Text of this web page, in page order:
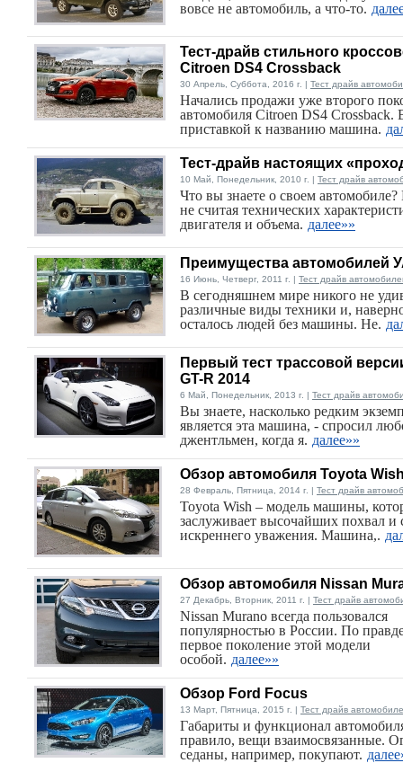
вовсе не автомобиль, а что-то.
Тест-драйв стильного
Citroen DS4 Crossback
30 Апрель, Суббота, 2016 г. | Тест драйв
Начались продажи уже второго
автомобиля Citroen DS4 Crossback.
приставкой к названию машина.
Тест-драйв настоящих
10 Май, Понедельник, 2010 г. | Тест драйв
Что вы знаете о своем
не считая технических
двигателя и объема. далее»»
Преимущества автомобилей
16 Июнь, Четверг, 2011 г. | Тест драйв
В сегодняшнем мире никого не
различные виды техники и,
осталось людей без машины. Не.
Первый тест трассовой
GT-R 2014
6 Май, Понедельник, 2013 г. | Тест драйв
Вы знаете, насколько редким
является эта машина, - спросил
джентльмен, когда я. далее»»
Обзор автомобиля Toyota
28 Февраль, Пятница, 2014 г. | Тест драйв
Toyotа Wish – модель машины,
заслуживает высочайших похвал и
искреннего уважения. Машина,.
Обзор автомобиля Nissan
27 Декабрь, Вторник, 2011 г. | Тест драйв
Nissan Murano всегда пользовался
популярностью в России. По
первое поколение этой модели
особой. далее»»
Обзор Ford Focus
13 Март, Пятница, 2015 г. | Тест драйв
Габариты и функционал
правило, вещи взаимосвязанные.
седаны, например, покупают.